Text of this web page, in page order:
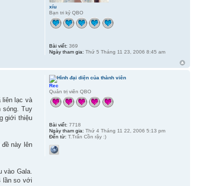
xíu
Bạn tri kỷ QBO
Bài viết: 369
Ngày tham gia: Thứ 5 Tháng 11 23, 2006 8:45 am
liên lạc và
sóng. Tuy
giới thiệu
này lên
vào Gala.
lần so với
Rec
Quản trị viên QBO
Bài viết: 7718
Ngày tham gia: Thứ 4 Tháng 11 22, 2006 5:13 pm
Đến từ: T.Trấn Cồn rậy :)